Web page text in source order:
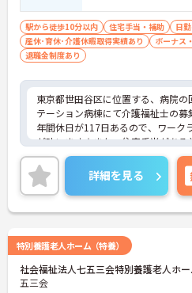
駅から徒歩10分以内 住宅手当・補助 日
産休･育休･介護休暇取得実績あり
ボーナス
退職金制度あり
東京都世田谷区に位置する、病院の
テーション病棟にて介護福祉士の募
年間休日が117日あるので、ワーク
が叶います☆また、住宅手当がある
担を軽減し、安心して長く勤務し
さらに、駅から徒歩1分の好立地な
くです◎ご興味のある方には、面接
ど、さらに詳細をお話しいたします
相談ください！
詳細を見る
特別養護老人ホーム（特養）
社会福祉法人七五三会特別養護老人ホ
五三会